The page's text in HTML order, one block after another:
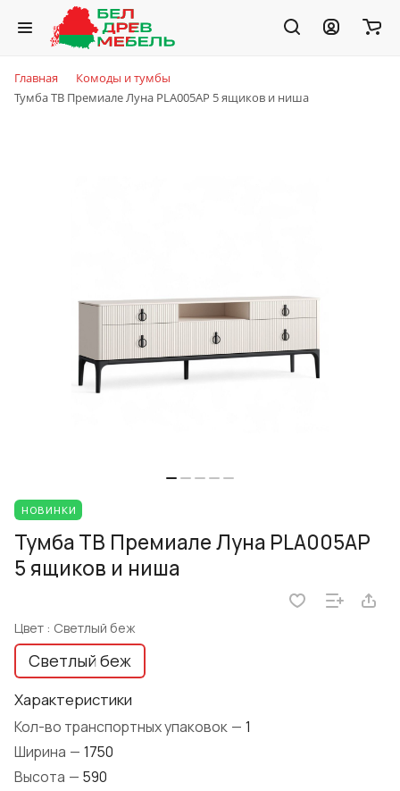
Главная
Комоды и тумбы
Тумба ТВ Премиале Луна PLA005AP 5 ящиков и ниша
НОВИНКИ
Тумба ТВ Премиале Луна PLA005AP
5 ящиков и ниша
Цвет : Светлый беж
Светлый беж
Характеристики
Кол-во транспортных упаковок — 1
Ширина — 1750
Высота — 590